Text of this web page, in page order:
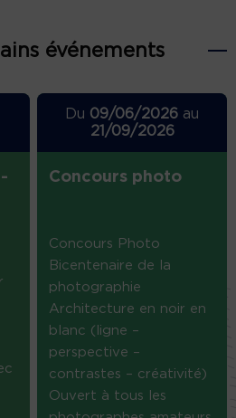
événements
Du 09/06/2026 au
21/09/2026
Concours photo
Concours Photo
Bicentenaire de la
photographie
Architecture en noir en
blanc (ligne –
perspective –
contrastes – créativité)
Ouvert à tous les